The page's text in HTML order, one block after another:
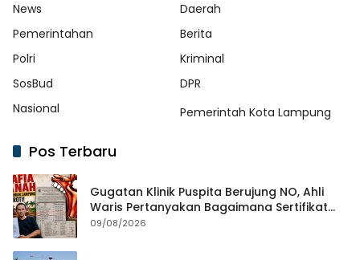
News
Daerah
Pemerintahan
Berita
Polri
Kriminal
SosBud
DPR
Nasional
Pemerintah Kota Lampung
Pos Terbaru
Gugatan Klinik Puspita Berujung NO, Ahli
Waris Pertanyakan Bagaimana Sertifikat
Hasil Produk Unjuk Rasa Jadi Agunan Bank
09/08/2026